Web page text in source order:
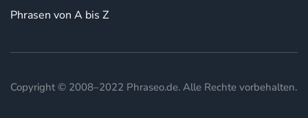
Phrasen von A bis Z
Copyright © 2008–2022 Phraseo.de. Alle Rechte vorbehalten.